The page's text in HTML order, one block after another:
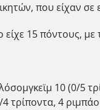
που είχαν σε
15 πόντους,
10 (0/5
4